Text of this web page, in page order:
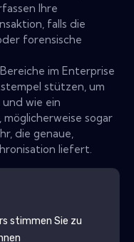
Ihre
falls die
forensische
im Enterprise
stützen, um
wie ein
sogar
die genaue,
liefert.
stimmen Sie zu